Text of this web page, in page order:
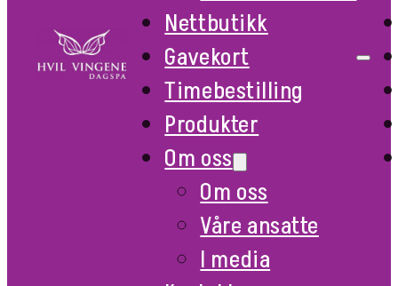
Nettbutikk
Gavekort
Timebestilling
Produkter
Om oss
Om oss
Våre ansatte
I media